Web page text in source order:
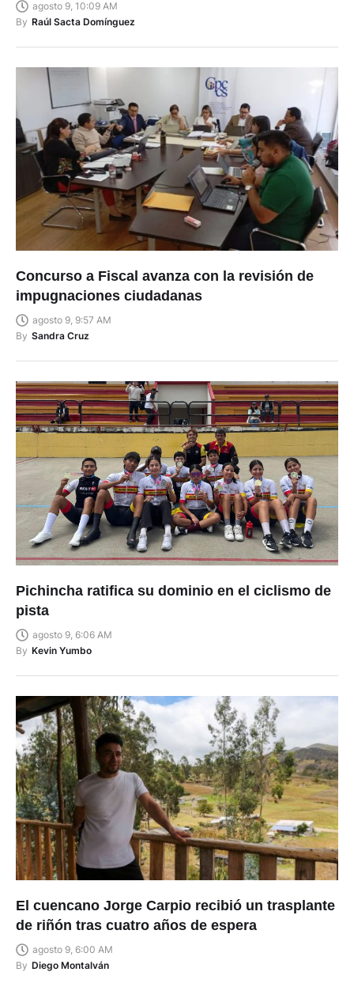
agosto 9, 10:09 AM
By Raúl Sacta Domínguez
Concurso a Fiscal avanza con la revisión de
impugnaciones ciudadanas
agosto 9, 9:57 AM
By Sandra Cruz
Pichincha ratifica su dominio en el ciclismo de
pista
agosto 9, 6:06 AM
By Kevin Yumbo
El cuencano Jorge Carpio recibió un trasplante
de riñón tras cuatro años de espera
agosto 9, 6:00 AM
By Diego Montalván